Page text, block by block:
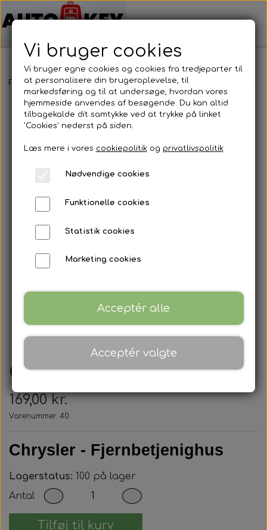
Forside Bilnøgler Chrysler Nøglehus Chrysler - Nøglehus
Chrysler - Nøglehus
169,00 kr.
Varenummer: 40
Chrysler - Fjernbetjenighus
Lagerstatus: 100 på lager
Antal
Tilføj til kurv
Vi bruger cookies
Vi bruger egne cookies og cookies fra tredjeparter til
at personalisere din brugeroplevelse, til
markedsføring og til at undersøge, hvordan vores
hjemmeside anvendes af besøgende. Du kan altid
tilbagekalde dit samtykke ved at trykke på linket
'Cookies' nederst på siden.
Læs mere i vores cookiepolitikog privatlivspolitik
Nødvendige cookies
Funktionelle cookies
Statistik cookies
Marketing cookies
Acceptér alle
Acceptér valgte